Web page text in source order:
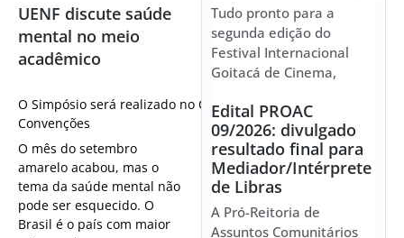
UENF discute saúde
mental no meio
acadêmico
O Simpósio será realizado no Centro de
Convenções
O mês do setembro
amarelo acabou, mas o
tema da saúde mental não
pode ser esquecido. O
Brasil é o país com maior
Tudo pronto para a
segunda edição do
Festival Internacional
Goitacá de Cinema,
Edital PROAC
09/2026: divulgado
resultado final para
Mediador/Intérprete
de Libras
A Pró-Reitoria de
Assuntos Comunitários